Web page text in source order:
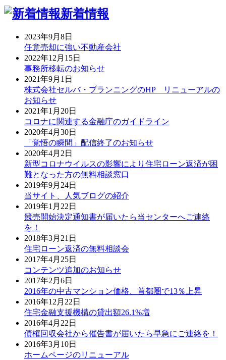
新着情報
2023年9月8日
任意売却に強い不動産会社
2022年12月15日
事務所移転のお知らせ
2021年9月1日
株式会社セルバ・プランニングのHP リニューアルの
お知らせ
2021年1月20日
コロナに関連する金融庁のガイドライン
2020年4月30日
「覚悟の瞬間」配信終了のお知らせ
2020年4月2日
新型コロナウイルスの影響により住宅ローン返済が困
難となった方の無料相談窓口
2019年9月24日
当サイト、人気ブログの紹介
2019年1月22日
競売開始決定通知書が届いたら当センターへご連絡
を！
2018年3月21日
住宅ローン返済の無料相談会
2017年4月25日
コンテンツ追加のお知らせ
2017年2月6日
2016年の中古マンション価格、首都圏で13％上昇
2016年12月22日
住宅金融支援機構の貸出額26.1%増
2016年4月22日
債権回収会社から催告書が届いたら早急にご連絡を！
2016年3月10日
ホームページのリニューアル